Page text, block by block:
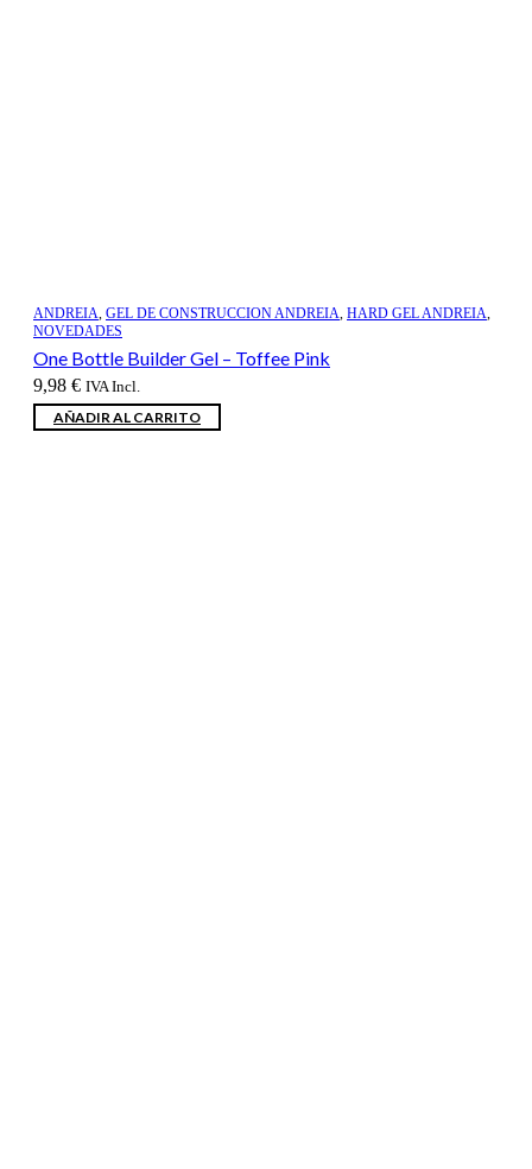
ANDREIA, GEL DE CONSTRUCCION ANDREIA, HARD GEL ANDREIA,
NOVEDADES
One Bottle Builder Gel – Toffee Pink
9,98 € IVA Incl.
AÑADIR AL CARRITO